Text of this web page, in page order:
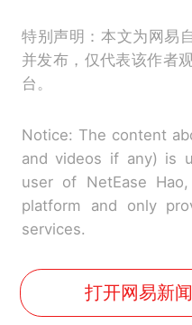
特别声明：本文为网易
并发布，仅代表该作者
台。
Notice: The content
and videos if any) is
user of NetEase
platform and only
services.
打开网易新